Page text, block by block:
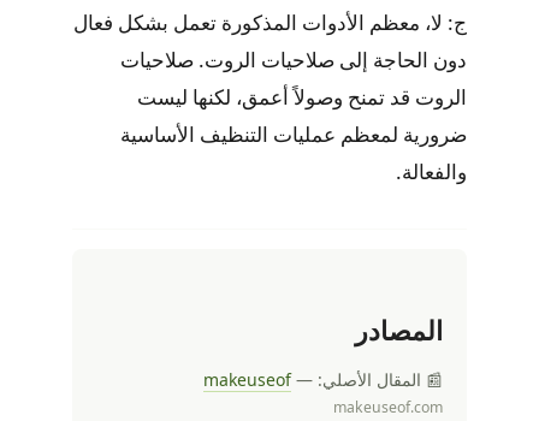
ج: لا، معظم الأدوات المذكورة تعمل بشكل فعال
دون الحاجة إلى صلاحيات الروت. صلاحيات
الروت قد تمنح وصولاً أعمق، لكنها ليست
ضرورية لمعظم عمليات التنظيف الأساسية
والفعالة.
المصادر
📰 المقال الأصلي: makeuseof—
makeuseof.com